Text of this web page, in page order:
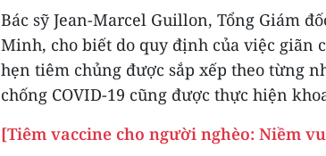
Bác sỹ Jean-Marcel Guillon, Tổng Giám
Minh, cho biết do quy định của việc giãn
hẹn tiêm chủng được sắp xếp theo từng
chống COVID-19 cũng được thực hiện
[Tiêm vaccine cho người nghèo: Niềm